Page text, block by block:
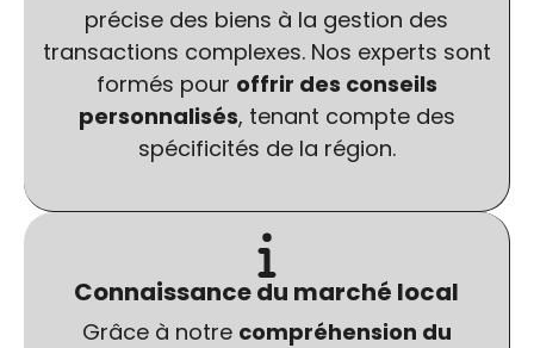
précise des biens à la gestion des
transactions complexes. Nos experts sont
formés pour offrir des conseils
personnalisés, tenant compte des
spécificités de la région.
Connaissance du marché local
Grâce à notre compréhension du